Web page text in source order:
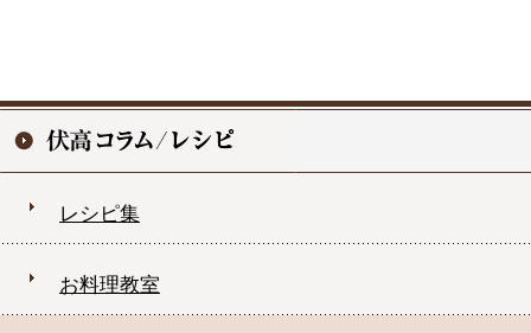
レシピ集
お料理教室